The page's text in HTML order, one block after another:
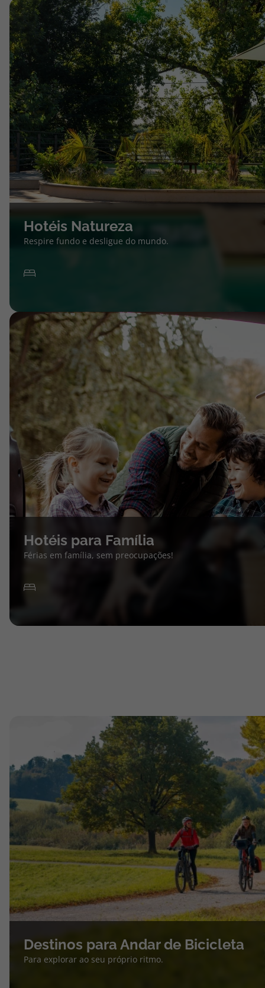
Hotéis Natureza
Respire fundo e desligue do mundo.
Hotéis para Família
Férias em família, sem preocupações!
Destinos para Andar de Bicicleta
Para explorar ao seu próprio ritmo.